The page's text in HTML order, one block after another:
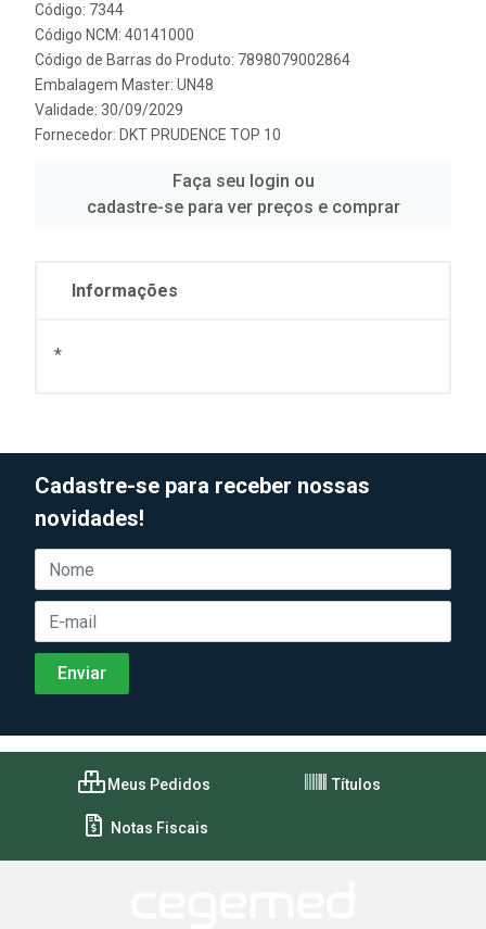
Código: 7344
Código NCM: 40141000
Código de Barras do Produto: 7898079002864
Embalagem Master: UN48
Validade: 30/09/2029
Fornecedor: DKT PRUDENCE TOP 10
Faça seu login ou
cadastre-se para ver preços e comprar
Informações
*
Cadastre-se para receber nossas
novidades!
Meus Pedidos Títulos
Notas Fiscais